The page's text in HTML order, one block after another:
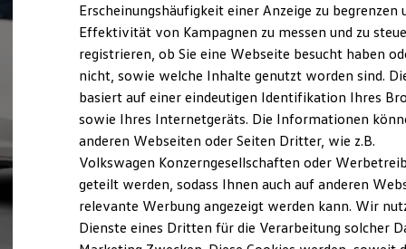
Ladezeitensimulator
Batterie
Sicherheit
Garantie und Lebensdauer
Nachhaltigkeit
Technologie
Kosten und Kauf
Verbrauchskosten
Kaufoptionen
E-Auto-Förderung
Software und Konnektivität
Die ID. Software 6
ID. Software Versionen und Updates
Digitale Extras
Schnittstellen zu Ihrem ID.
Erscheinungshäufigkeit einer Anzeige zu begrenzen
Effektivität von Kampagnen zu messen und zu
registrieren, ob Sie eine Webseite besucht haben
nicht, sowie welche Inhalte genutzt worden sind.
basiert auf einer eindeutigen Identifikation Ihres
sowie Ihres Internetgeräts. Die Informationen
anderen Webseiten oder Seiten Dritter, wie z.B.
Volkswagen Konzerngesellschaften oder
geteilt werden, sodass Ihnen auch auf anderen
relevante Werbung angezeigt werden kann. Wir
Dienste eines Dritten für die Verarbeitung solcher